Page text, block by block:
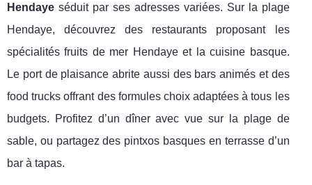
Hendaye séduit par ses adresses variées. Sur la plage
Hendaye, découvrez des restaurants proposant les
spécialités fruits de mer Hendaye et la cuisine basque.
Le port de plaisance abrite aussi des bars animés et des
food trucks offrant des formules choix adaptées à tous les
budgets. Profitez d’un dîner avec vue sur la plage de
sable, ou partagez des pintxos basques en terrasse d’un
bar à tapas.